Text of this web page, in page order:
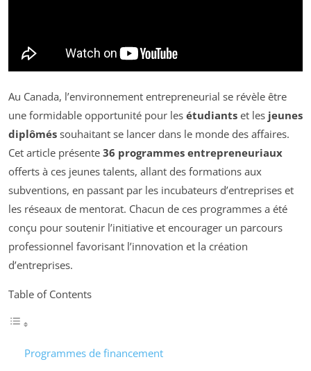
Au Canada, l’environnement entrepreneurial se révèle être
une formidable opportunité pour les étudiants et les jeunes
diplômés souhaitant se lancer dans le monde des affaires.
Cet article présente 36 programmes entrepreneuriaux
offerts à ces jeunes talents, allant des formations aux
subventions, en passant par les incubateurs d’entreprises et
les réseaux de mentorat. Chacun de ces programmes a été
conçu pour soutenir l’initiative et encourager un parcours
professionnel favorisant l’innovation et la création
d’entreprises.
Table of Contents
Programmes de financement